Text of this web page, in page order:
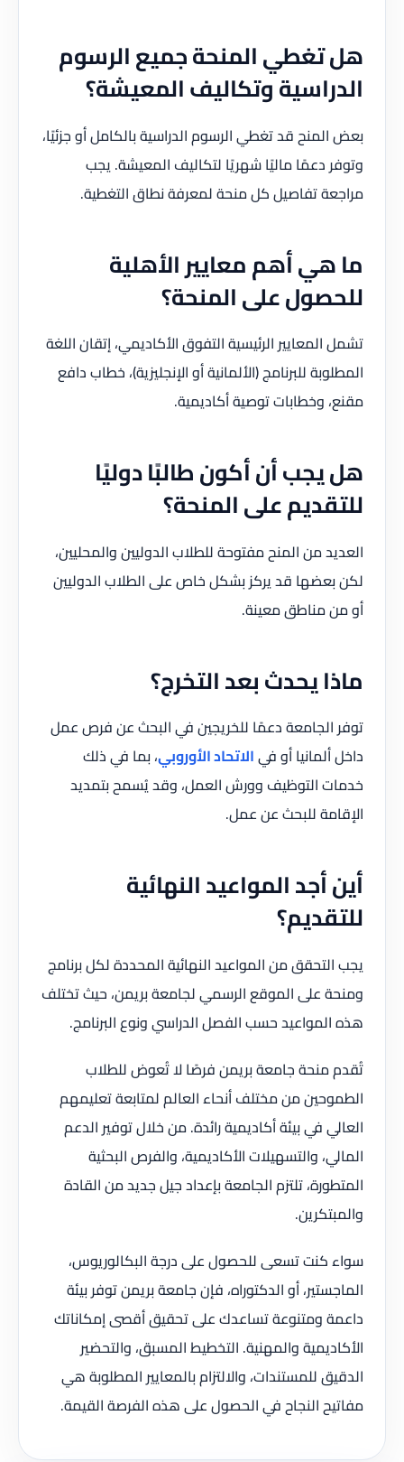
هل تغطي المنحة جميع الرسوم
الدراسية وتكاليف المعيشة؟
بعض المنح قد تغطي الرسوم الدراسية بالكامل أو جزئيًا،
وتوفر دعمًا ماليًا شهريًا لتكاليف المعيشة. يجب
مراجعة تفاصيل كل منحة لمعرفة نطاق التغطية.
ما هي أهم معايير الأهلية
للحصول على المنحة؟
تشمل المعايير الرئيسية التفوق الأكاديمي، إتقان اللغة
المطلوبة للبرنامج (الألمانية أو الإنجليزية)، خطاب دافع
مقنع، وخطابات توصية أكاديمية.
هل يجب أن أكون طالبًا دوليًا
للتقديم على المنحة؟
العديد من المنح مفتوحة للطلاب الدوليين والمحليين،
لكن بعضها قد يركز بشكل خاص على الطلاب الدوليين
أو من مناطق معينة.
ماذا يحدث بعد التخرج؟
توفر الجامعة دعمًا للخريجين في البحث عن فرص عمل
داخل ألمانيا أو فيالاتحاد الأوروبي، بما في ذلك
خدمات التوظيف وورش العمل، وقد يُسمح بتمديد
الإقامة للبحث عن عمل.
أين أجد المواعيد النهائية
للتقديم؟
يجب التحقق من المواعيد النهائية المحددة لكل برنامج
ومنحة على الموقع الرسمي لجامعة بريمن، حيث تختلف
هذه المواعيد حسب الفصل الدراسي ونوع البرنامج.
تُقدم منحة جامعة بريمن فرصًا لا تُعوض للطلاب
الطموحين من مختلف أنحاء العالم لمتابعة تعليمهم
العالي في بيئة أكاديمية رائدة. من خلال توفير الدعم
المالي، والتسهيلات الأكاديمية، والفرص البحثية
المتطورة، تلتزم الجامعة بإعداد جيل جديد من القادة
والمبتكرين.
سواء كنت تسعى للحصول على درجة البكالوريوس،
الماجستير، أو الدكتوراه، فإن جامعة بريمن توفر بيئة
داعمة ومتنوعة تساعدك على تحقيق أقصى إمكاناتك
الأكاديمية والمهنية. التخطيط المسبق، والتحضير
الدقيق للمستندات، والالتزام بالمعايير المطلوبة هي
مفاتيح النجاح في الحصول على هذه الفرصة القيمة.